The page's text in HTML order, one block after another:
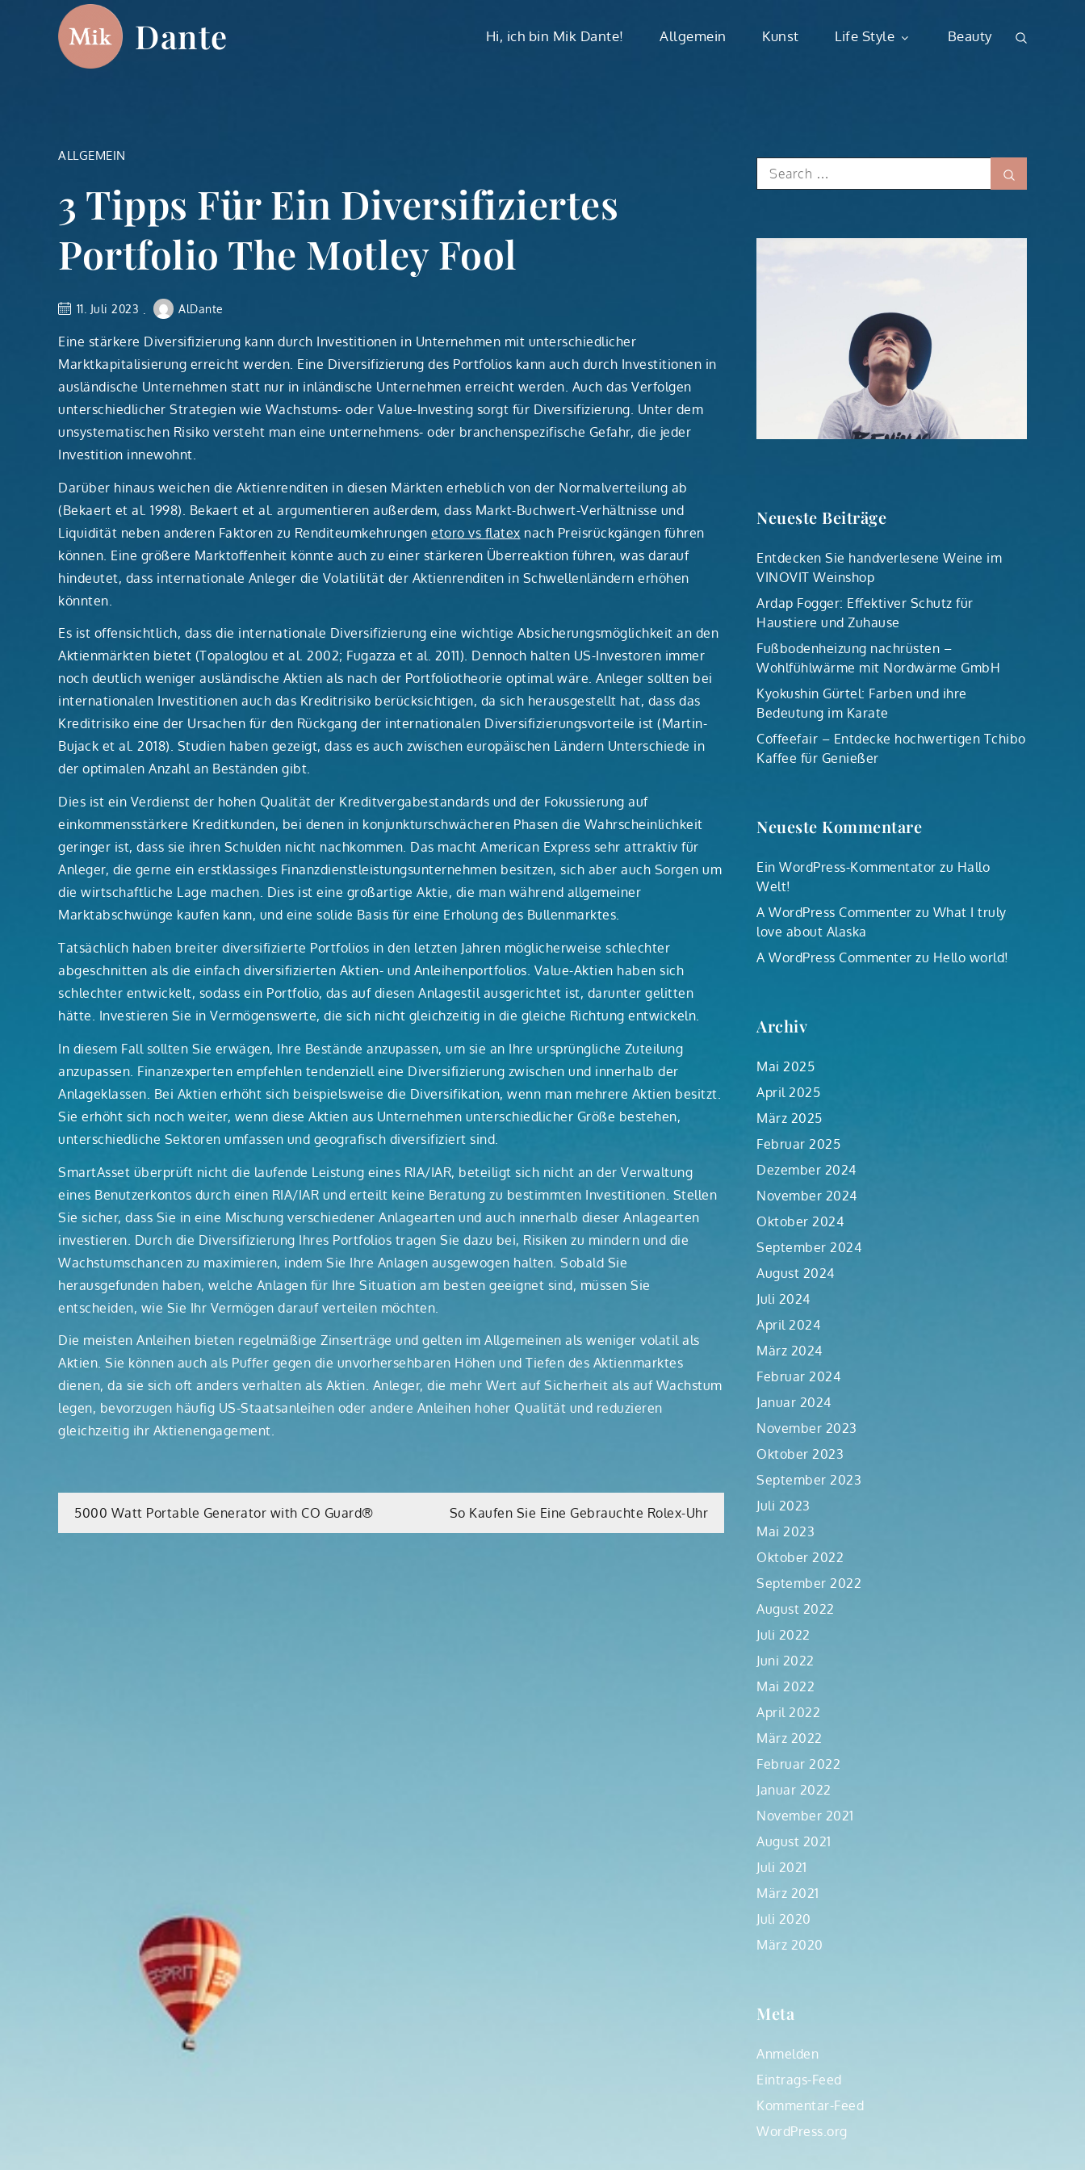
Dante Hi, ich bin Mik Dante! Allgemein Kunst Life Style Beauty
ALLGEMEIN
3 Tipps Für Ein Diversifiziertes
Portfolio The Motley Fool
11. Juli 2023 AlDante
Eine stärkere Diversifizierung kann durch Investitionen in Unternehmen mit unterschiedlicher
Marktkapitalisierung erreicht werden. Eine Diversifizierung des Portfolios kann auch durch Investitionen in
ausländische Unternehmen statt nur in inländische Unternehmen erreicht werden. Auch das Verfolgen
unterschiedlicher Strategien wie Wachstums- oder Value-Investing sorgt für Diversifizierung. Unter dem
unsystematischen Risiko versteht man eine unternehmens- oder branchenspezifische Gefahr, die jeder
Investition innewohnt.
Darüber hinaus weichen die Aktienrenditen in diesen Märkten erheblich von der Normalverteilung ab
(Bekaert et al. 1998). Bekaert et al. argumentieren außerdem, dass Markt-Buchwert-Verhältnisse und
Liquidität neben anderen Faktoren zu Renditeumkehrungen etoro vs flatex nach Preisrückgängen führen
können. Eine größere Marktoffenheit könnte auch zu einer stärkeren Überreaktion führen, was darauf
hindeutet, dass internationale Anleger die Volatilität der Aktienrenditen in Schwellenländern erhöhen
könnten.
Es ist offensichtlich, dass die internationale Diversifizierung eine wichtige Absicherungsmöglichkeit an den
Aktienmärkten bietet (Topaloglou et al. 2002; Fugazza et al. 2011). Dennoch halten US-Investoren immer
noch deutlich weniger ausländische Aktien als nach der Portfoliotheorie optimal wäre. Anleger sollten bei
internationalen Investitionen auch das Kreditrisiko berücksichtigen, da sich herausgestellt hat, dass das
Kreditrisiko eine der Ursachen für den Rückgang der internationalen Diversifizierungsvorteile ist (Martin-
Bujack et al. 2018). Studien haben gezeigt, dass es auch zwischen europäischen Ländern Unterschiede in
der optimalen Anzahl an Beständen gibt.
Dies ist ein Verdienst der hohen Qualität der Kreditvergabestandards und der Fokussierung auf
einkommensstärkere Kreditkunden, bei denen in konjunkturschwächeren Phasen die Wahrscheinlichkeit
geringer ist, dass sie ihren Schulden nicht nachkommen. Das macht American Express sehr attraktiv für
Anleger, die gerne ein erstklassiges Finanzdienstleistungsunternehmen besitzen, sich aber auch Sorgen um
die wirtschaftliche Lage machen. Dies ist eine großartige Aktie, die man während allgemeiner
Marktabschwünge kaufen kann, und eine solide Basis für eine Erholung des Bullenmarktes.
Tatsächlich haben breiter diversifizierte Portfolios in den letzten Jahren möglicherweise schlechter
abgeschnitten als die einfach diversifizierten Aktien- und Anleihenportfolios. Value-Aktien haben sich
schlechter entwickelt, sodass ein Portfolio, das auf diesen Anlagestil ausgerichtet ist, darunter gelitten
hätte. Investieren Sie in Vermögenswerte, die sich nicht gleichzeitig in die gleiche Richtung entwickeln.
In diesem Fall sollten Sie erwägen, Ihre Bestände anzupassen, um sie an Ihre ursprüngliche Zuteilung
anzupassen. Finanzexperten empfehlen tendenziell eine Diversifizierung zwischen und innerhalb der
Anlageklassen. Bei Aktien erhöht sich beispielsweise die Diversifikation, wenn man mehrere Aktien besitzt.
Sie erhöht sich noch weiter, wenn diese Aktien aus Unternehmen unterschiedlicher Größe bestehen,
unterschiedliche Sektoren umfassen und geografisch diversifiziert sind.
SmartAsset überprüft nicht die laufende Leistung eines RIA/IAR, beteiligt sich nicht an der Verwaltung
eines Benutzerkontos durch einen RIA/IAR und erteilt keine Beratung zu bestimmten Investitionen. Stellen
Sie sicher, dass Sie in eine Mischung verschiedener Anlagearten und auch innerhalb dieser Anlagearten
investieren. Durch die Diversifizierung Ihres Portfolios tragen Sie dazu bei, Risiken zu mindern und die
Wachstumschancen zu maximieren, indem Sie Ihre Anlagen ausgewogen halten. Sobald Sie
herausgefunden haben, welche Anlagen für Ihre Situation am besten geeignet sind, müssen Sie
entscheiden, wie Sie Ihr Vermögen darauf verteilen möchten.
Die meisten Anleihen bieten regelmäßige Zinserträge und gelten im Allgemeinen als weniger volatil als
Aktien. Sie können auch als Puffer gegen die unvorhersehbaren Höhen und Tiefen des Aktienmarktes
dienen, da sie sich oft anders verhalten als Aktien. Anleger, die mehr Wert auf Sicherheit als auf Wachstum
legen, bevorzugen häufig US-Staatsanleihen oder andere Anleihen hoher Qualität und reduzieren
gleichzeitig ihr Aktienengagement.
Beitragsnavigation
5000 Watt Portable Generator with CO Guard® So Kaufen Sie Eine Gebrauchte Rolex-Uhr
Search
for:
Neueste Beiträge
Entdecken Sie handverlesene Weine im
VINOVIT Weinshop
Ardap Fogger: Effektiver Schutz für
Haustiere und Zuhause
Fußbodenheizung nachrüsten –
Wohlfühlwärme mit Nordwärme GmbH
Kyokushin Gürtel: Farben und ihre
Bedeutung im Karate
Coffeefair – Entdecke hochwertigen Tchibo
Kaffee für Genießer
Neueste Kommentare
Ein WordPress-Kommentator zu Hallo
Welt!
A WordPress Commenter zu What I truly
love about Alaska
A WordPress Commenter zu Hello world!
Archiv
Mai 2025
April 2025
März 2025
Februar 2025
Dezember 2024
November 2024
Oktober 2024
September 2024
August 2024
Juli 2024
April 2024
März 2024
Februar 2024
Januar 2024
November 2023
Oktober 2023
September 2023
Juli 2023
Mai 2023
Oktober 2022
September 2022
August 2022
Juli 2022
Juni 2022
Mai 2022
April 2022
März 2022
Februar 2022
Januar 2022
November 2021
August 2021
Juli 2021
März 2021
Juli 2020
März 2020
Meta
Anmelden
Eintrags-Feed
Kommentar-Feed
WordPress.org